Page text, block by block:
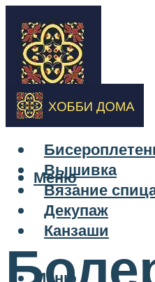
Вышивка
Вязание
Декупаж
Канзаши
Меню
Меню